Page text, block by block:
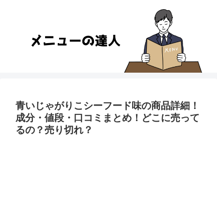
青いじゃがりこシーフード味の商品詳細！
成分・値段・口コミまとめ！どこに売って
るの？売り切れ？